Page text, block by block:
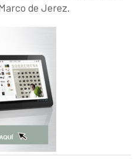
de Jerez.